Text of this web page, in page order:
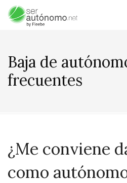
Baja de
frecuentes
¿Me conviene
como